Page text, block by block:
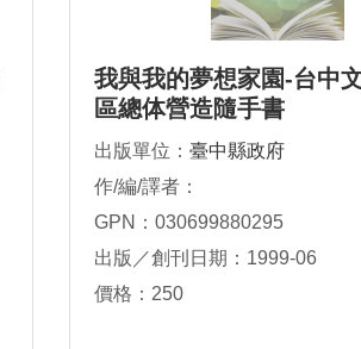
我與我的夢想家園-台中
區總体營造隨手書
出版單位： 臺中縣政府
作/編/譯者：
GPN：030699880295
出版／創刊日期：1999-06
價格：250